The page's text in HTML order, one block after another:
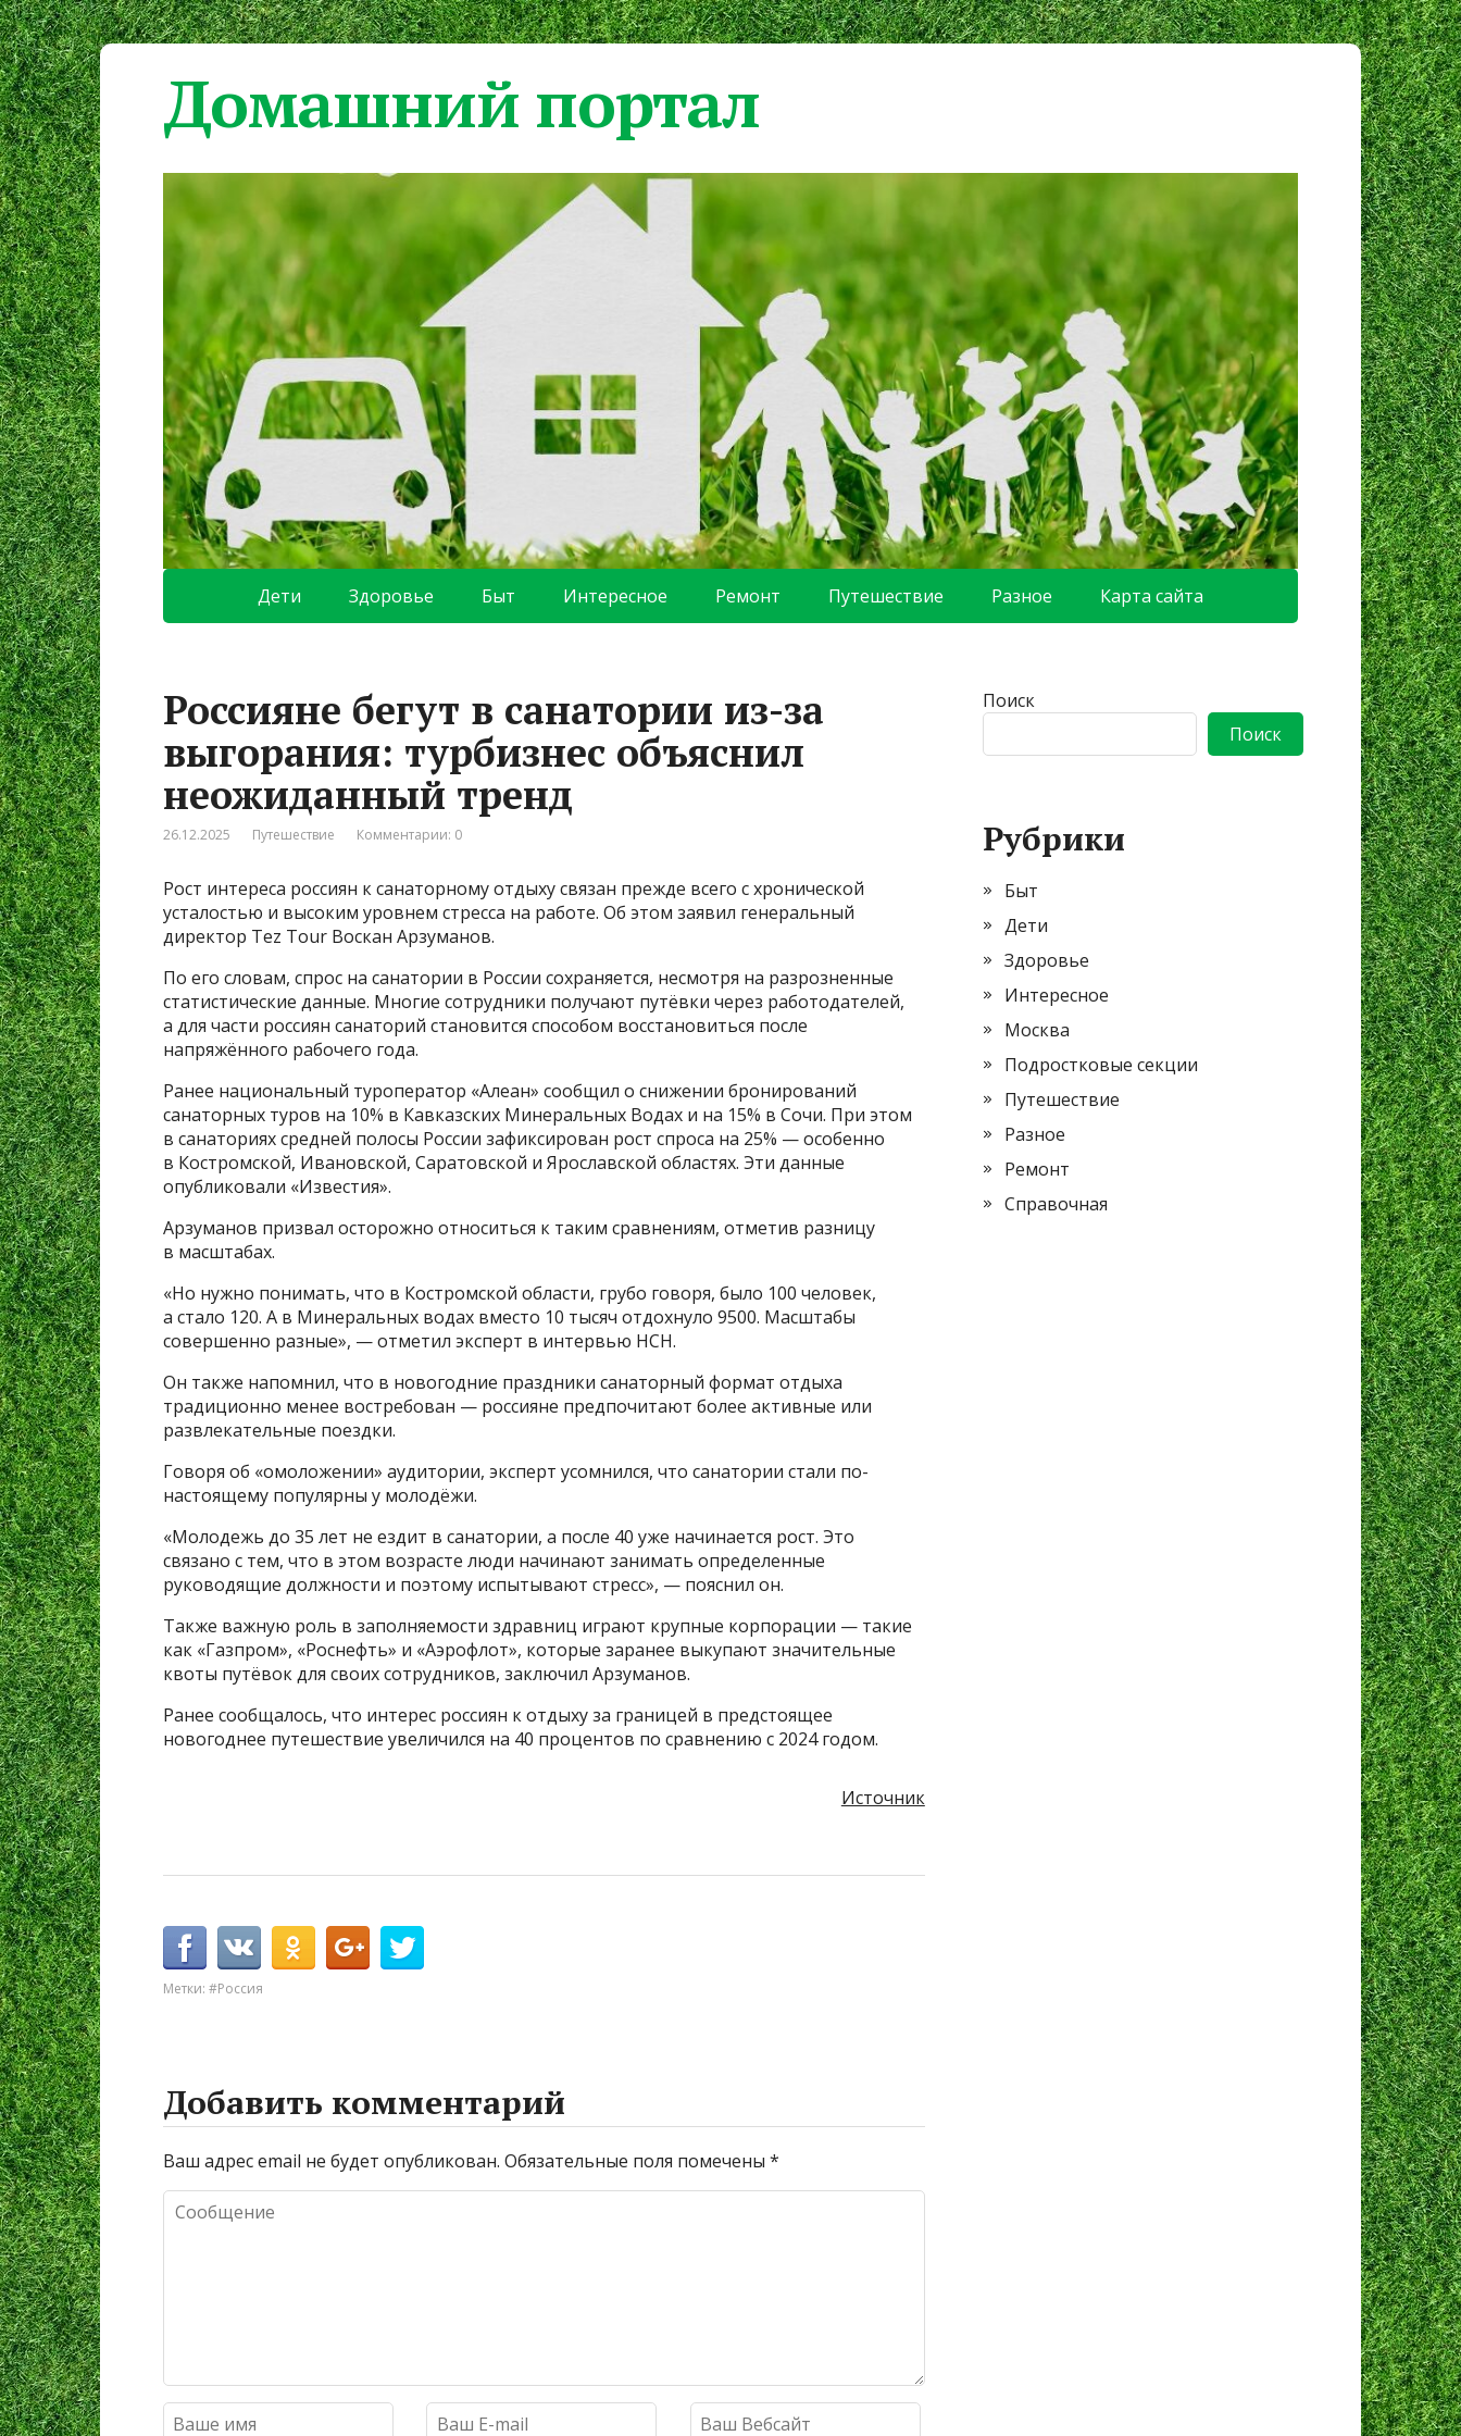
Домашний портал
Дети Здоровье Быт Интересное Ремонт Путешествие Разное Карта сайта
Россияне бегут в санатории из-за
выгорания: турбизнес объяснил
неожиданный тренд
26.12.2025 Путешествие Комментарии: 0
Рост интереса россиян к санаторному отдыху связан прежде всего с хронической
усталостью и высоким уровнем стресса на работе. Об этом заявил генеральный
директор Tez Tour Воскан Арзуманов.
По его словам, спрос на санатории в России сохраняется, несмотря на разрозненные
статистические данные. Многие сотрудники получают путёвки через работодателей,
а для части россиян санаторий становится способом восстановиться после
напряжённого рабочего года.
Ранее национальный туроператор «Алеан» сообщил о снижении бронирований
санаторных туров на 10% в Кавказских Минеральных Водах и на 15% в Сочи. При этом
в санаториях средней полосы России зафиксирован рост спроса на 25% — особенно
в Костромской, Ивановской, Саратовской и Ярославской областях. Эти данные
опубликовали «Известия».
Арзуманов призвал осторожно относиться к таким сравнениям, отметив разницу
в масштабах.
«Но нужно понимать, что в Костромской области, грубо говоря, было 100 человек,
а стало 120. А в Минеральных водах вместо 10 тысяч отдохнуло 9500. Масштабы
совершенно разные», — отметил эксперт в интервью НСН.
Он также напомнил, что в новогодние праздники санаторный формат отдыха
традиционно менее востребован — россияне предпочитают более активные или
развлекательные поездки.
Говоря об «омоложении» аудитории, эксперт усомнился, что санатории стали по-
настоящему популярны у молодёжи.
«Молодежь до 35 лет не ездит в санатории, а после 40 уже начинается рост. Это
связано с тем, что в этом возрасте люди начинают занимать определенные
руководящие должности и поэтому испытывают стресс», — пояснил он.
Также важную роль в заполняемости здравниц играют крупные корпорации — такие
как «Газпром», «Роснефть» и «Аэрофлот», которые заранее выкупают значительные
квоты путёвок для своих сотрудников, заключил Арзуманов.
Ранее сообщалось, что интерес россиян к отдыху за границей в предстоящее
новогоднее путешествие увеличился на 40 процентов по сравнению с 2024 годом.
Источник
Метки: #Россия
Добавить комментарий
Ваш адрес email не будет опубликован. Обязательные поля помечены *
Поиск
Поиск
Рубрики
Быт
Дети
Здоровье
Интересное
Москва
Подростковые секции
Путешествие
Разное
Ремонт
Справочная